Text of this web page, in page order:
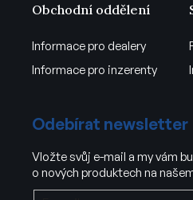
Obchodní oddělení
Informace pro dealery
Informace pro inzerenty
Odebírat newsletter
Vložte svůj e-mail a my vám
o nových produktech na